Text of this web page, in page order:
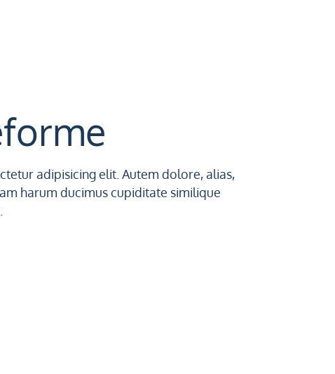
adipisicing elit. Autem dolore, alias,
harum ducimus cupiditate similique